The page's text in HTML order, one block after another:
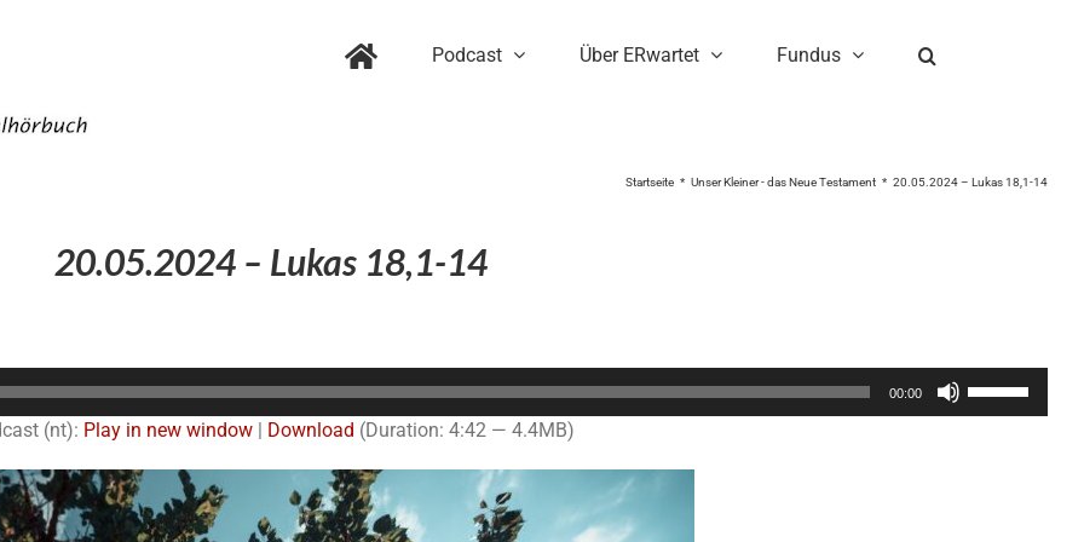
Podcast Über ERwartet Fundus
Startseite Unser Kleiner - das Neue Testament 20.05.2024 – Lukas 18,1-14
20.05.2024 – Lukas 18,1-14
00:00
(nt): Play in new window| Download (Duration: 4:42 — 4.4MB)